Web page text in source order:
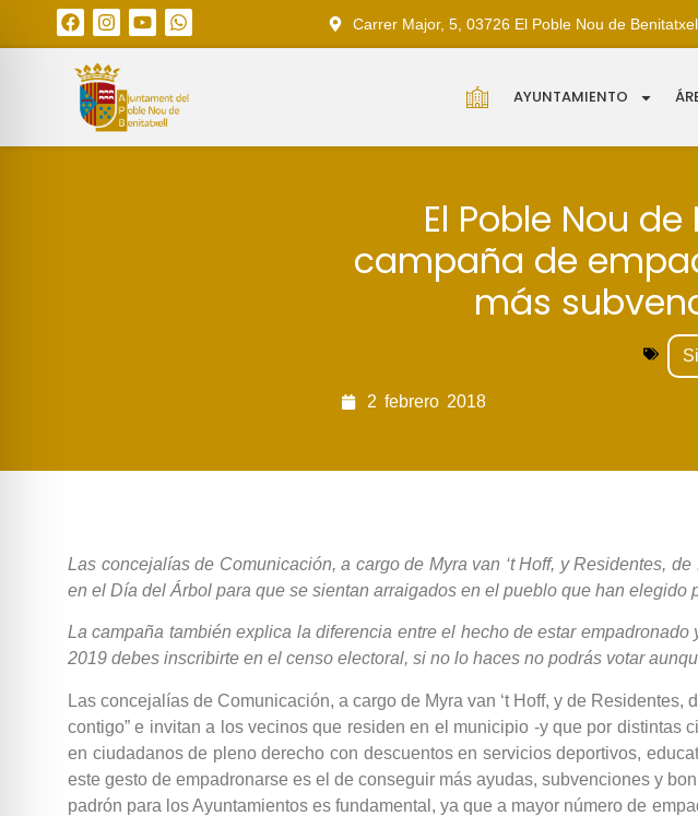
Carrer Major, 5, 03726 El Poble Nou de
AYUNTAMIENTO
El Poble Nou
campaña de
más
2 febrero 2018
Las concejalías de Comunicación, a cargo de Myra van ‘t Hoff, y Residentes,
en el Día del Árbol para que se sientan arraigados en el pueblo que han elegido
La campaña también explica la diferencia entre el hecho de estar
2019 debes inscribirte en el censo electoral, si no lo haces no podrás votar
Las concejalías de Comunicación, a cargo de Myra van ‘t Hoff, y de
contigo” e invitan a los vecinos que residen en el municipio -y que por distintas
en ciudadanos de pleno derecho con descuentos en servicios deportivos,
este gesto de empadronarse es el de conseguir más ayudas, subvenciones y
padrón para los Ayuntamientos es fundamental, ya que a mayor número de